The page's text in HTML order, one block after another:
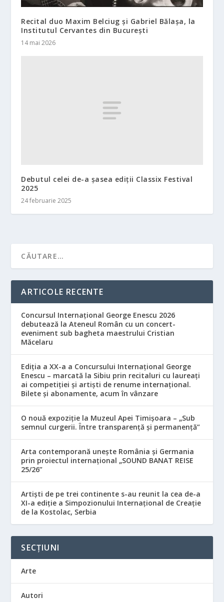
Recital duo Maxim Belciug și Gabriel Bălaşa, la
Institutul Cervantes din București
14 mai 2026
Debutul celei de-a șasea ediții Classix Festival
2025
24 februarie 2025
ARTICOLE RECENTE
Concursul Internațional George Enescu 2026
debutează la Ateneul Român cu un concert-
eveniment sub bagheta maestrului Cristian
Măcelaru
Ediția a XX-a a Concursului Internațional George
Enescu – marcată la Sibiu prin recitaluri cu laureați
ai competiției și artiști de renume internațional.
Bilete și abonamente, acum în vânzare
O nouă expoziție la Muzeul Apei Timișoara – „Sub
semnul curgerii. Între transparență și permanență”
Arta contemporană unește România și Germania
prin proiectul internațional „SOUND BANAT REISE
25/26”
Artiști de pe trei continente s-au reunit la cea de-a
XI-a ediție a Simpozionului Internațional de Creație
de la Kostolac, Serbia
SECȚIUNI
Arte
Autori